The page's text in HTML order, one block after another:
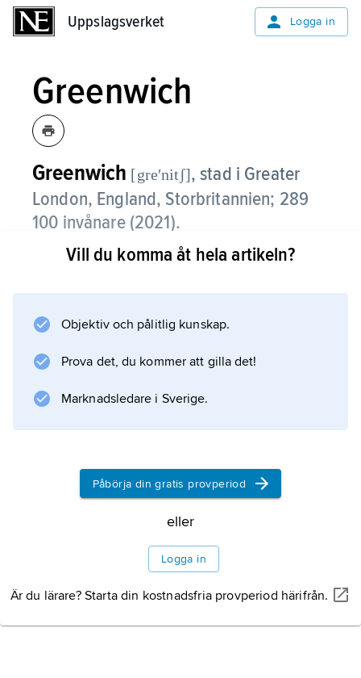
Uppslagsverket Logga in
Greenwich
Greenwich [greʹnitʃ],stad i Greater
London, England, Storbritannien; 289
100 invånare (2021).
Greenwich ligger vid Themsens södra sida
medelklassen, men här finns även
Wood. I de östra delarna ligger den nya
stadsdelen Thamesmead. I hamnen ligger
klipperskeppet Cutty Sark.
Information om artikeln
Vill du komma åt hela artikeln?
Objektiv och pålitlig kunskap.
Prova det, du kommer att gilla det!
Marknadsledare i Sverige.
Påbörja din gratis provperiod
eller
Logga in
Är du lärare? Starta din kostnadsfria provperiod härifrån.